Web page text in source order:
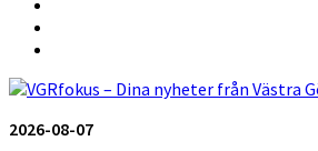
2026-08-07